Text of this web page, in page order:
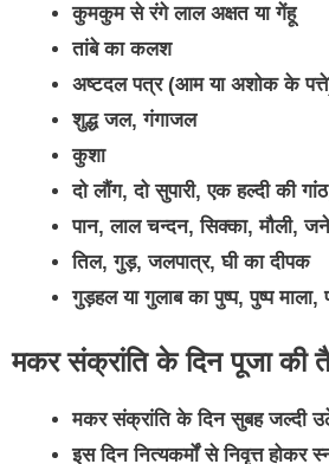
कुमकुम से रंगे लाल अक्षत या गेंहू
तांबे का कलश
अष्टदल पत्र (आम या अशोक के
शुद्ध जल, गंगाजल
कुशा
दो लौंग, दो सुपारी, एक हल्दी की
पान, लाल चन्दन, सिक्का, मौली,
तिल, गुड़, जलपात्र, घी का दीपक
गुड़हल या गुलाब का पुष्प, पुष्प माला,
मकर संक्रांति के दिन पूजा की
मकर संक्रांति के दिन सुबह जल्दी
इस दिन नित्यकर्मों से निवृत्त होकर